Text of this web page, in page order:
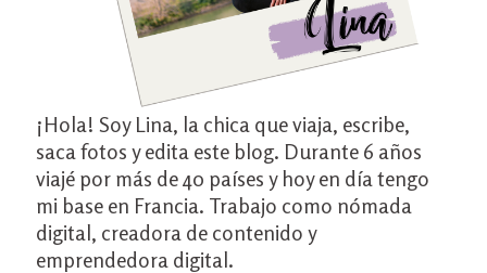
¡Hola! Soy Lina, la chica que viaja, escribe,
saca fotos y edita este blog. Durante 6 años
viajé por más de 40 países y hoy en día tengo
mi base en Francia. Trabajo como nómada
digital, creadora de contenido y
emprendedora digital.